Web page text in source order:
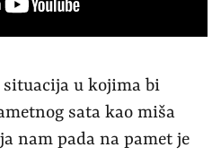
u kojima bi
sata kao miša
nam pada na pamet je